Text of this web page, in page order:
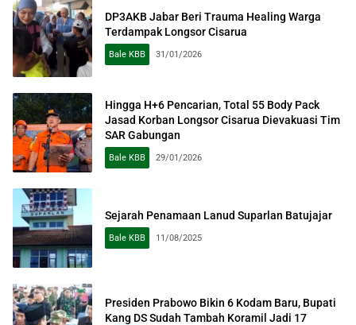
DP3AKB Jabar Beri Trauma Healing Warga
Terdampak Longsor Cisarua
Bale KBB 31/01/2026
Hingga H+6 Pencarian, Total 55 Body Pack
Jasad Korban Longsor Cisarua Dievakuasi Tim
SAR Gabungan
Bale KBB 29/01/2026
Sejarah Penamaan Lanud Suparlan Batujajar
Bale KBB 11/08/2025
Presiden Prabowo Bikin 6 Kodam Baru, Bupati
Kang DS Sudah Tambah Koramil Jadi 17